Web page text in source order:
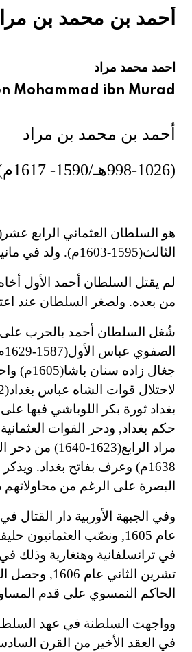
هيئة الموسوعة العربية
أحمد بن محمد بن
احمد محمد مراد
Mohammad ibn Murad
أحمد بن محمد بن مراد
(998-1026هـ/1590- 1617م)
هو السلطان العثماني الرابع عشر
الثالث(1595-1603م). ولد في مانيسة. خلف أباه في السلطنة واستمر في الحكم إِلى أن توفي إِثر مرض عضال.
لم يقتل السلطان أحمد الأول
من بعده. ولصغر السلطان عند
شُغل السلطان أحمد بالحرب على
الصفوي عباس الأول
جغال زاده سنان باشا
بغداد ثورة بكر اللوباشي فيها
حكم بغداد, ودحر القوات
مراد الرابع(1623-1640) من دحر الصفويين واستعادة بغداد
1638م) وعرف بفاتح بغداد.
البصرة على الرغم من
وفي الجبهة الأوربية دار القتال
عام 1605, ونصّب
في ترانسلفانية وهنغارية وذلك
تشرين
الحاكم النمسوي على قدم
وواجهت السلطنة في عهد السلطان
في العقد الأخير من القرن